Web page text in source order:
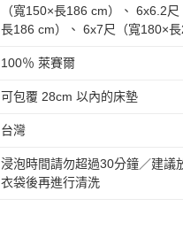
（寬150×長186 cm）、 6x6.2
長186 cm）、 6x7尺（寬180×長
100％ 萊賽爾
可包覆 28cm 以內的床墊
台灣
浸泡時間請勿超過30分鐘／建議
衣袋後再進行清洗